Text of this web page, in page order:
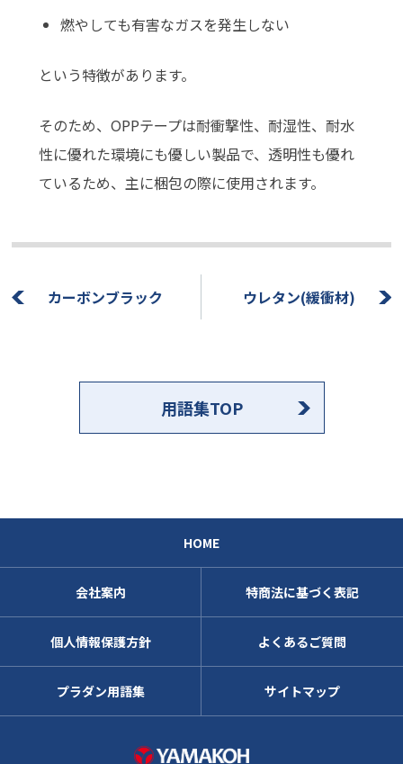
燃やしても有害なガスを発生しない
という特徴があります。
そのため、OPPテープは耐衝撃性、耐湿性、耐水
性に優れた環境にも優しい製品で、透明性も優れ
ているため、主に梱包の際に使用されます。
カーボンブラック ウレタン(緩衝材)
用語集TOP
HOME
会社案内 特商法に基づく表記
個人情報保護方針 よくあるご質問
プラダン用語集 サイトマップ